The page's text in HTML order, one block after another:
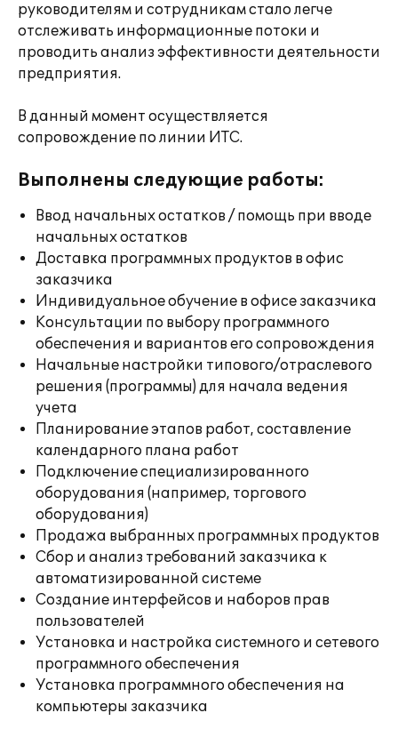
руководителям и сотрудникам стало легче
отслеживать информационные потоки и
проводить анализ эффективности деятельности
предприятия.
В данный момент осуществляется
сопровождение по линии ИТС.
Выполнены следующие работы:
Ввод начальных остатков / помощь при вводе
начальных остатков
Доставка программных продуктов в офис
заказчика
Индивидуальное обучение в офисе заказчика
Консультации по выбору программного
обеспечения и вариантов его сопровождения
Начальные настройки типового/отраслевого
решения (программы) для начала ведения
учета
Планирование этапов работ, составление
календарного плана работ
Подключение специализированного
оборудования (например, торгового
оборудования)
Продажа выбранных программных продуктов
Сбор и анализ требований заказчика к
автоматизированной системе
Создание интерфейсов и наборов прав
пользователей
Установка и настройка системного и сетевого
программного обеспечения
Установка программного обеспечения на
компьютеры заказчика